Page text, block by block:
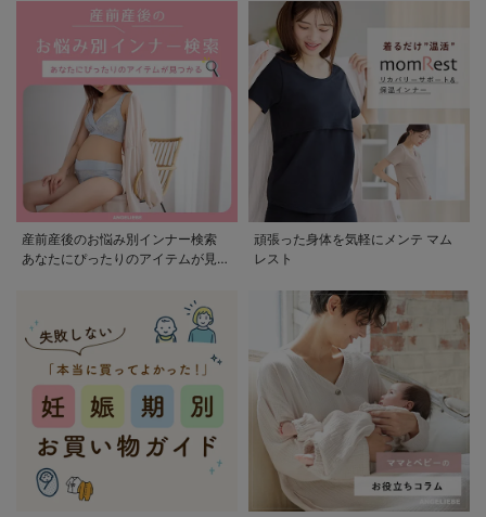
産前産後のお悩み別インナー検索
あなたにぴったりのアイテムが見つ
頑張った身体を気軽にメンテ マム
レスト